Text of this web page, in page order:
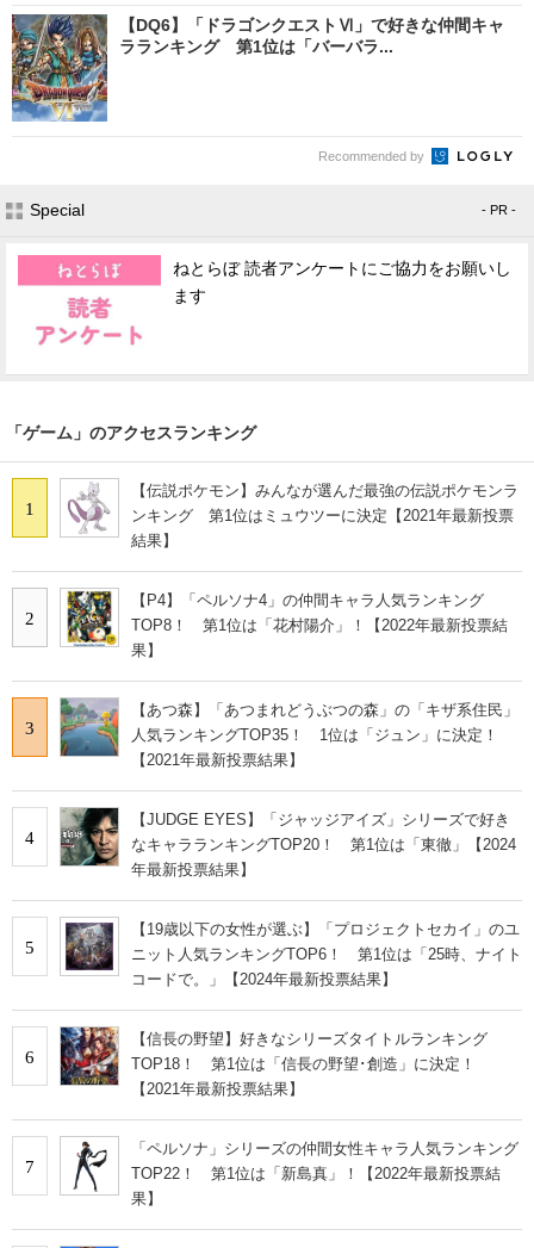
【DQ6】「ドラゴンクエストⅥ」で好きな仲間キャ
ラランキング 第1位は「バーバラ...
Recommended by
Special - PR -
ねとらぼ 読者アンケートにご協力をお願いし
ます
「ゲーム」のアクセスランキング
1
【伝説ポケモン】みんなが選んだ最強の伝説ポケモンラ
ンキング 第1位はミュウツーに決定【2021年最新投票
結果】
2
【P4】「ペルソナ4」の仲間キャラ人気ランキング
TOP8！ 第1位は「花村陽介」！【2022年最新投票結
果】
3
【あつ森】「あつまれどうぶつの森」の「キザ系住民」
人気ランキングTOP35！ 1位は「ジュン」に決定！
【2021年最新投票結果】
4
【JUDGE EYES】「ジャッジアイズ」シリーズで好き
なキャラランキングTOP20！ 第1位は「東徹」【2024
年最新投票結果】
5
【19歳以下の女性が選ぶ】「プロジェクトセカイ」のユ
ニット人気ランキングTOP6！ 第1位は「25時、ナイト
コードで。」【2024年最新投票結果】
6
【信長の野望】好きなシリーズタイトルランキング
TOP18！ 第1位は「信長の野望･創造」に決定！
【2021年最新投票結果】
7
「ペルソナ」シリーズの仲間女性キャラ人気ランキング
TOP22！ 第1位は「新島真」！【2022年最新投票結
果】